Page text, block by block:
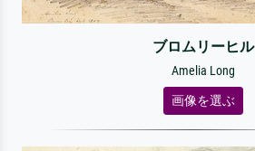
ブロムリーヒル
Amelia Long
画像を選ぶ